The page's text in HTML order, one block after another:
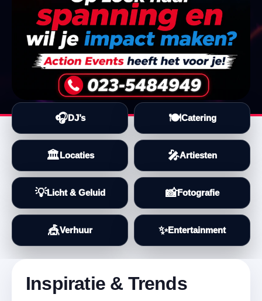
🎧DJ’s 🍽️Catering
🏛️Locaties 🎤Artiesten
💡Licht & Geluid 📸Fotografie
🎪Verhuur ✨Entertainment
Inspiratie & Trends